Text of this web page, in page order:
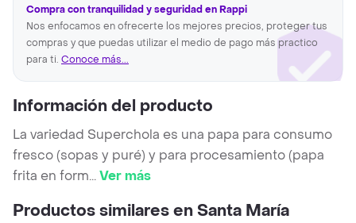
Compra con tranquilidad y seguridad en Rappi
Nos enfocamos en ofrecerte los mejores precios, proteger tus
compras y que puedas utilizar el medio de pago más practico
para ti. Conoce más...
Información del producto
La variedad Superchola es una papa para consumo
fresco (sopas y puré) y para procesamiento (papa
frita en form...Ver más
Productos similares en Santa María